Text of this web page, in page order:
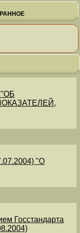
"ОБ
"О
Госстандарта